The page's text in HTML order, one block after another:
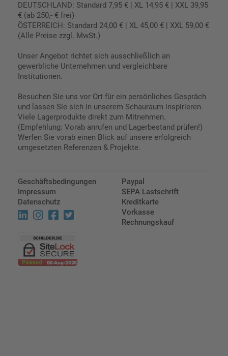
DEUTSCHLAND: Standard 7,95 € | XL 14,95 € | XXL 39,95
€ (ab 250,- € frei)
ÖSTERREICH: Standard 24,00 € | XL 45,00 € | XXL 59,00 €
(Alle Preise zzgl. MwSt.)
Unser Angebot richtet sich ausschließlich an
gewerbliche Unternehmen und vergleichbare
Institutionen.
Besuchen Sie uns vor Ort für ein persönliches Gespräch
und lassen Sie sich in unserem Schauraum inspirieren.
Viele Lagerprodukte direkt zum Mitnehmen.
(Empfehlung: Vorab anrufen und Lagerbestand prüfen!)
Werfen Sie vorab einen Blick auf unsere erfolgreich
umgesetzten Referenzen & Projekte.
Geschäftsbedingungen
Impressum
Datenschutz
Paypal
SEPA Lastschrift
Kreditkarte
Vorkasse
Rechnungskauf